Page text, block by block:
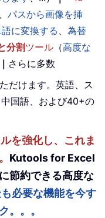
、 パスから画像を挿
に変換する、 為替
分割ツール （高度な
｜ さらに多数
だけます。英語、ス
国語、および40+の
を強化し、これま
Kutools for Excel
節約できる高度な
必要な機能を今す
。。。